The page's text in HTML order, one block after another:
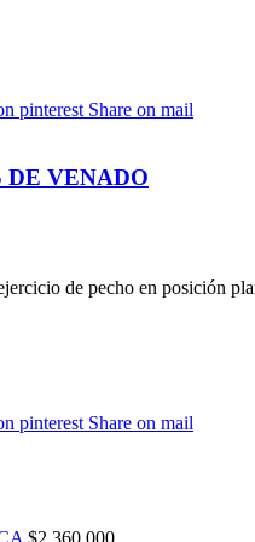
pinterest Share on mail
DE VENADO
de pecho en posición
pinterest Share on mail
$2.360.000